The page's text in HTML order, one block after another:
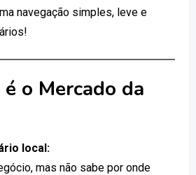
navegação simples, leve e
o Mercado da
local:
mas não sabe por onde